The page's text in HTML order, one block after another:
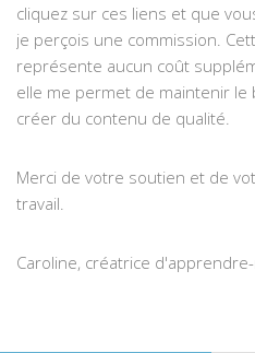
cliquez sur ces liens et que
je perçois une commission.
représente aucun coût
elle me permet de maintenir le
créer du contenu de qualité.
Merci de votre soutien et de
travail.
Caroline, créatrice